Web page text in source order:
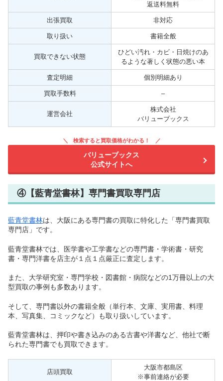
返送料無料
出張買取 非対応
取り扱い 書籍全般
買取できない状態
ひどい汚れ・カビ・日焼けのあ
るような著しく状態の悪い本
査定明細 個別明細あり
買取手数料 –
運営会社
株式会社
バリューブックス
検索すると買取価格がわかる！
バリューブックス
公式サイトへ
④【藍青堂書林】専門書買取専門店
藍青堂書林は、大阪にある専門書の買取に特化した「専門書買取
専門店」です。
藍青堂書林では、医学書や工学書などの専門書・学術書・研究
書・専門洋書を店主が１点１点厳正に査定します。
また、大学研究室・専門学校・図書館・病院などの1万冊以上の大
型買取の事例も多数あります。
そして、専門書以外の書籍全般（単行本、文庫、実用書、料理
本、写真集、コミックなど）も取り扱いしています。
藍青堂書林は、押印や書き込みのある古書や洋書など、他社で断
られた専門書でも買取できます。
店頭買取
大阪市都島区
※事前連絡が必要